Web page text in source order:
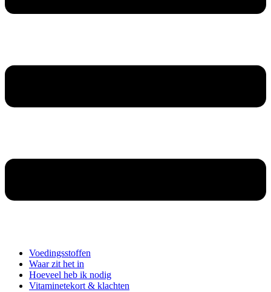
Voedingsstoffen
Waar zit het in
Hoeveel heb ik nodig
Vitaminetekort & klachten